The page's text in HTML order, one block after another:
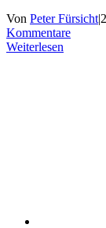
Von Peter Fürsicht|
Kommentare
Weiterlesen